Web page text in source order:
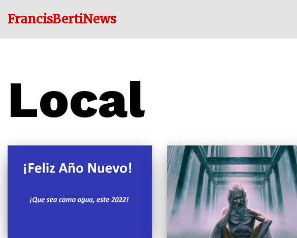
FrancisBertiNews
Local